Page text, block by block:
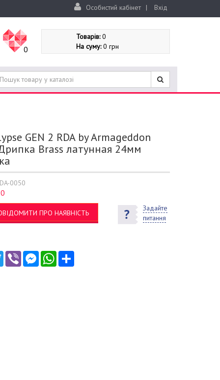
Особистий кабінет | Вхід
0
Товарів:0
На суму:0 грн
GEN 2 RDA by Armageddon
Brass латунная 24мм
0050
0
ПРО НАЯВНІСТЬ
Задайте
питання
TwitterViber MessengerWhatsApp